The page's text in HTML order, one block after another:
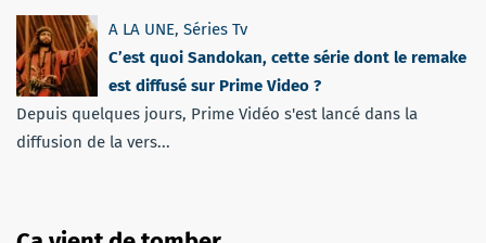
A LA UNE, Séries Tv
C’est quoi Sandokan, cette série dont le remake
est diffusé sur Prime Video ?
Depuis quelques jours, Prime Vidéo s'est lancé dans la
diffusion de la vers...